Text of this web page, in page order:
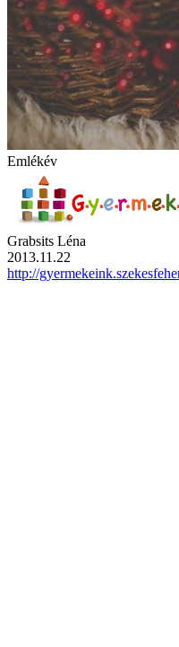
Emlékév
Grabsits Léna
2013.11.22
http://